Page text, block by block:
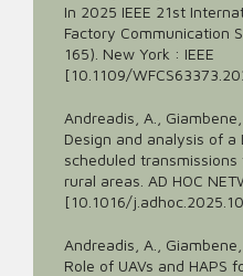
In 2025 IEEE 21st
Factory Communication
165). New York : IEEE
[10.1109/
Andreadis, A.,
Design and analysis of
scheduled transmissions
rural areas. AD HOC
[10.1016/
Andreadis, A.,
Role of UAVs and HAPS